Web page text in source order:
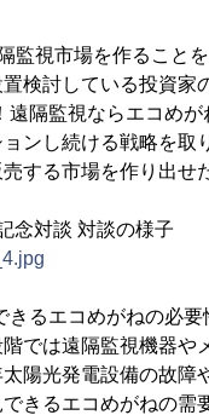
監視市場を作ること
検討している投資家
隔監視ならエコめが
ンし続ける戦略を取
する市場を作り出せ
念対談 対談の様子
きるエコめがねの必要
では遠隔監視機器や
陽光発電設備の故障
きるエコめがねの需